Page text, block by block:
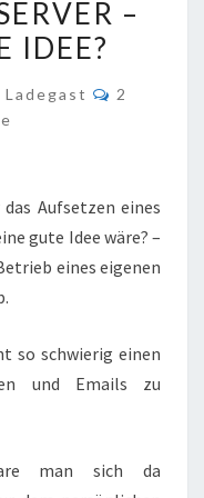
–
IDEE?
Ladegast
2
das Aufsetzen eines
gute Idee wäre? –
eines eigenen
so schwierig einen
und Emails zu
man sich da